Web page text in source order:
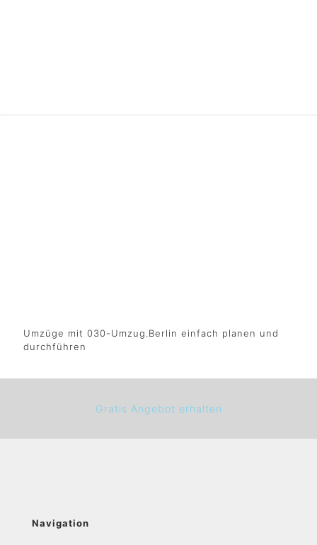
Umzüge mit 030-Umzug.Berlin einfach planen und
durchführen
Gratis Angebot erhalten
Navigation